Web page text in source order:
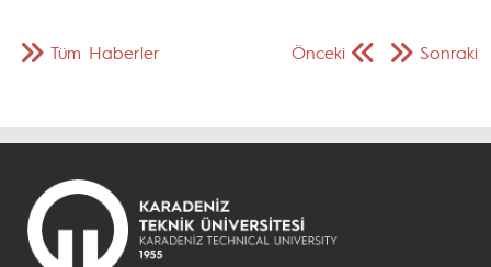
Önceki Sonraki
Tüm Haberler